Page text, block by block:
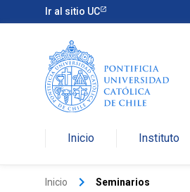
Ir al sitio UC
Inicio Instituto
Inicio keyboard_arrow_right Seminarios